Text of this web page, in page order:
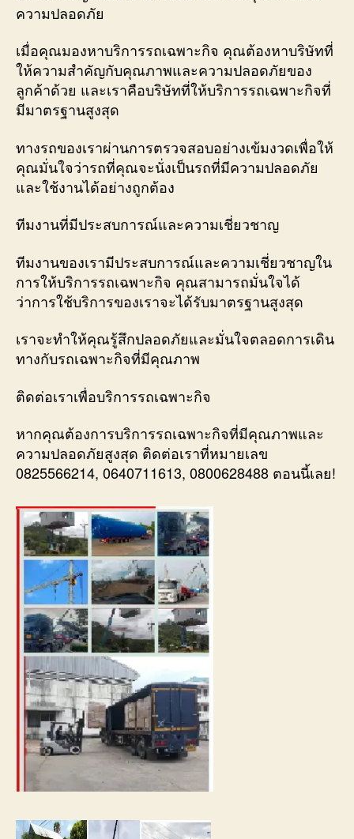
ความปลอดภัย
เมื่อคุณมองหาบริการรถเฉพาะกิจ คุณต้องหาบริษัทที่
ให้ความสำคัญกับคุณภาพและความปลอดภัยของ
ลูกค้าด้วย และเราคือบริษัทที่ให้บริการรถเฉพาะกิจที่
มีมาตรฐานสูงสุด
ทางรถของเราผ่านการตรวจสอบอย่างเข้มงวดเพื่อให้
คุณมั่นใจว่ารถที่คุณจะนั่งเป็นรถที่มีความปลอดภัย
และใช้งานได้อย่างถูกต้อง
ทีมงานที่มีประสบการณ์และความเชี่ยวชาญ
ทีมงานของเรามีประสบการณ์และความเชี่ยวชาญใน
การให้บริการรถเฉพาะกิจ คุณสามารถมั่นใจได้
ว่าการใช้บริการของเราจะได้รับมาตรฐานสูงสุด
เราจะทำให้คุณรู้สึกปลอดภัยและมั่นใจตลอดการเดิน
ทางกับรถเฉพาะกิจที่มีคุณภาพ
ติดต่อเราเพื่อบริการรถเฉพาะกิจ
หากคุณต้องการบริการรถเฉพาะกิจที่มีคุณภาพและ
ความปลอดภัยสูงสุด ติดต่อเราที่หมายเลข
0825566214, 0640711613, 0800628488 ตอนนี้เลย!